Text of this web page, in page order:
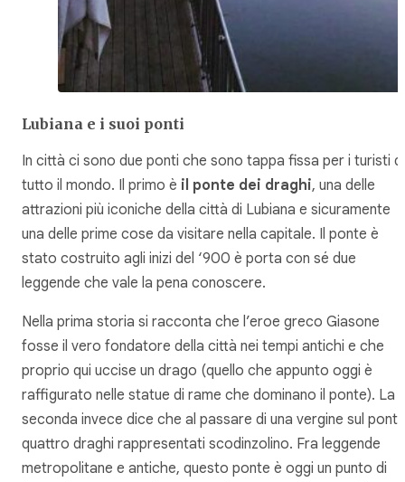
Lubiana e i suoi ponti
In città ci sono due ponti che sono tappa fissa per i turisti di
tutto il mondo. Il primo è il ponte dei draghi, una delle
attrazioni più iconiche della città di Lubiana e sicuramente
una delle prime cose da visitare nella capitale. Il ponte è
stato costruito agli inizi del ‘900 è porta con sé due
leggende che vale la pena conoscere.
Nella prima storia si racconta che l’eroe greco Giasone
fosse il vero fondatore della città nei tempi antichi e che
proprio qui uccise un drago (quello che appunto oggi è
raffigurato nelle statue di rame che dominano il ponte). La
seconda invece dice che al passare di una vergine sul
quattro draghi rappresentati scodinzolino. Fra leggende
metropolitane e antiche, questo ponte è oggi un punto di